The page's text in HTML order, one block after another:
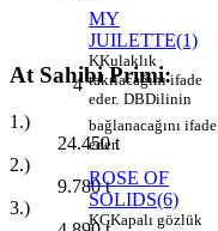
At Sahibi Primi:
1.)
24.450t
2.)
9.780t
3.)
4
MY
JUILETTE(1)
KKulaklık
takılacağını ifade
eder. DBDilinin
bağlanacağını ifade
eder.
ROSE OF
SOLIDS(6)
KGKapalı gözlük